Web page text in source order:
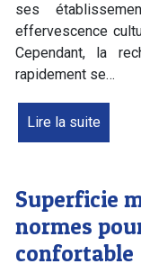
ses
effervescence
Cependant, la
rapidement se…
Lire la suite
Superficie
normes
confortable